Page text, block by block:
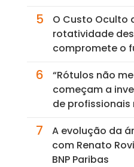
5
O Custo Oculto
rotatividade
compromete o
6
“Rótulos não
começam a
de
7
A evolução da
com Renato
BNP Paribas